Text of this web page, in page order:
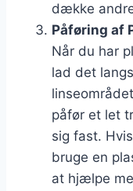
dække
Påføring af
Når du har
lad det
påfør et let
sig fast.
bruge en
at hjælpe